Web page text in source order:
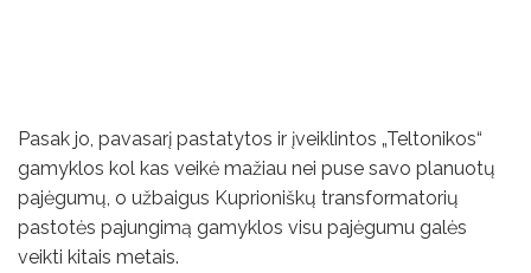
Pasak jo, pavasarį pastatytos ir įveiklintos „Teltonikos“
gamyklos kol kas veikė mažiau nei puse savo planuotų
pajėgumų, o užbaigus Kuprioniškų transformatorių
pastotės pajungimą gamyklos visu pajėgumu galės
veikti kitais metais.